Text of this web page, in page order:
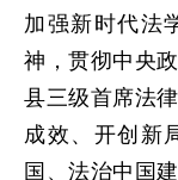
加强新时代法
神，贯彻中央
县三级首席法
成效、开创新
国、法治中国